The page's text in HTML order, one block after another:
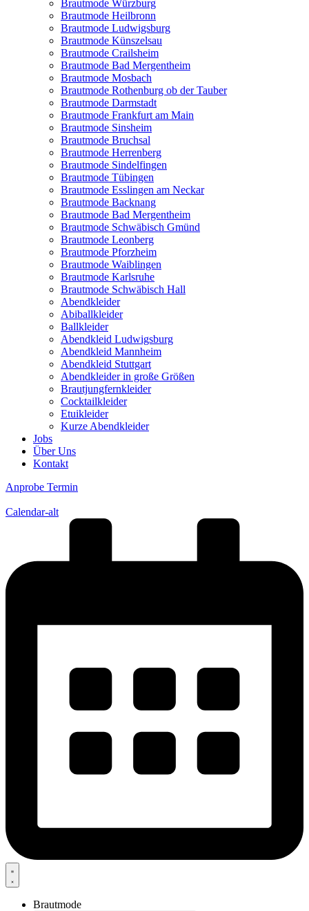
Brautmode Würzburg
Brautmode Heilbronn
Brautmode Ludwigsburg
Brautmode Künszelsau
Brautmode Crailsheim
Brautmode Bad Mergentheim
Brautmode Mosbach
Brautmode Rothenburg ob der Tauber
Brautmode Darmstadt
Brautmode Frankfurt am Main
Brautmode Sinsheim
Brautmode Bruchsal
Brautmode Herrenberg
Brautmode Sindelfingen
Brautmode Tübingen
Brautmode Esslingen am Neckar
Brautmode Backnang
Brautmode Bad Mergentheim
Brautmode Schwäbisch Gmünd
Brautmode Leonberg
Brautmode Pforzheim
Brautmode Waiblingen
Brautmode Karlsruhe
Brautmode Schwäbisch Hall
Abendkleider
Abiballkleider
Ballkleider
Abendkleid Ludwigsburg
Abendkleid Mannheim
Abendkleid Stuttgart
Abendkleider in große Größen
Brautjungfernkleider
Cocktailkleider
Etuikleider
Kurze Abendkleider
Jobs
Über Uns
Kontakt
Anprobe Termin
Calendar-alt
Brautmode